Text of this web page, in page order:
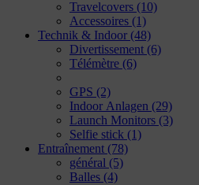
Travelcovers (10)
Accessoires (1)
Technik & Indoor (48)
Divertissement (6)
Télémètre (6)
GPS (2)
Indoor Anlagen (29)
Launch Monitors (3)
Selfie stick (1)
Entraînement (78)
général (5)
Balles (4)